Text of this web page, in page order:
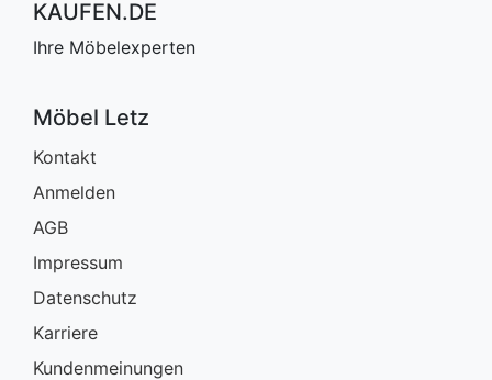
KAUFEN.DE
Ihre Möbelexperten
Möbel Letz
Kontakt
Anmelden
AGB
Impressum
Datenschutz
Karriere
Kundenmeinungen